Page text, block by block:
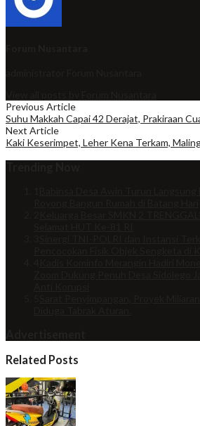
Previous Article
Suhu Makkah Capai 42 Derajat, Prakiraan
Next Article
Kaki Keserimpet, Leher Kena Terkam,
Related Posts